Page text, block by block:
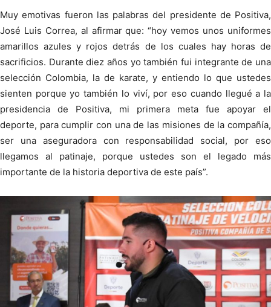
Muy emotivas fueron las palabras del presidente de Positiva,
José Luis Correa, al afirmar que: “hoy vemos unos uniformes
amarillos azules y rojos detrás de los cuales hay horas de
sacrificios. Durante diez años yo también fui integrante de una
selección Colombia, la de karate, y entiendo lo que ustedes
sienten porque yo también lo viví, por eso cuando llegué a la
presidencia de Positiva, mi primera meta fue apoyar el
deporte, para cumplir con una de las misiones de la compañía,
ser una aseguradora con responsabilidad social, por eso
llegamos al patinaje, porque ustedes son el legado más
importante de la historia deportiva de este país”.